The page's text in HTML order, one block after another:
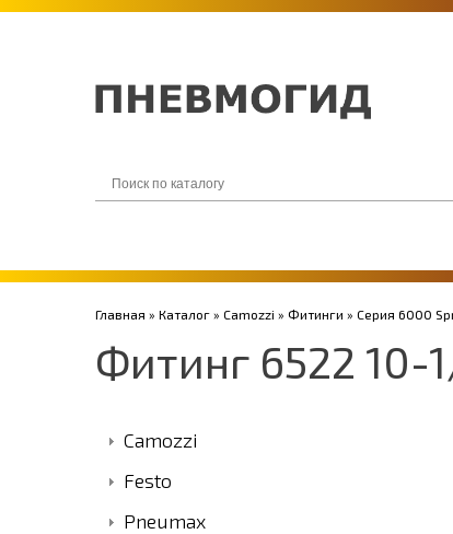
Главная » Каталог » Camozzi » Фитинги » Серия 6000
Фитинг 6522 10-
Camozzi
Festo
Pneumax